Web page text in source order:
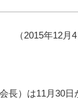
（2015年12月
長）は11月30日